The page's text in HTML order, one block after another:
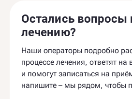
Остались вопросы
лечению?
Наши операторы подробно
процессе лечения, ответят
и помогут записаться на
напишите – мы рядом, чтобы